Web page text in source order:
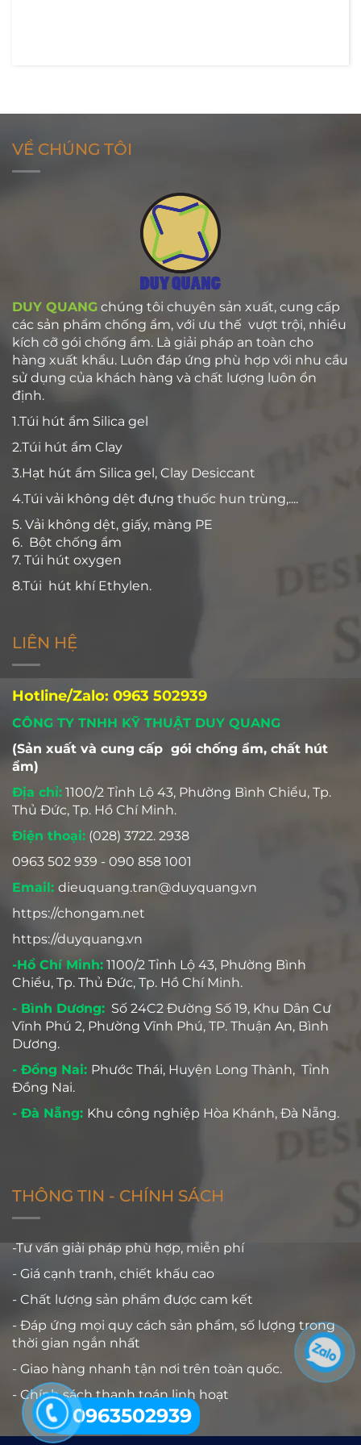
VỀ CHÚNG TÔI
DUY QUANG chúng tôi chuyên sản xuất, cung cấp
các sản phẩm chống ẩm, với ưu thế vượt trội, nhiều
kích cỡ gói chống ẩm. Là giải pháp an toàn cho
hàng xuất khẩu. Luôn đáp ứng phù hợp với nhu cầu
sử dụng của khách hàng và chất lượng luôn ổn
định.
1.Túi hút ẩm Silica gel
2.Túi hút ẩm Clay
3.Hạt hút ẩm Silica gel, Clay Desiccant
4.Túi vải không dệt đựng thuốc hun trùng,....
5. Vải không dệt, giấy, màng PE
6. Bột chống ẩm
7. Túi hút oxygen
8.Túi hút khí Ethylen.
LIÊN HỆ
Hotline/Zalo: 0963 502939
CÔNG TY TNHH KỸ THUẬT DUY QUANG
(Sản xuất và cung cấp gói chống ẩm, chất hút
ẩm)
Địa chỉ: 1100/2 Tỉnh Lộ 43, Phường Bình Chiểu, Tp.
Thủ Đức, Tp. Hồ Chí Minh.
Điện thoại: (028) 3722. 2938
0963 502 939 - 090 858 1001
Email: dieuquang.tran@duyquang.vn
https://chongam.net
https://duyquang.vn
-Hồ Chí Minh: 1100/2 Tỉnh Lộ 43, Phường Bình
Chiểu, Tp. Thủ Đức, Tp. Hồ Chí Minh.
- Bình Dương: Số 24C2 Đường Số 19, Khu Dân Cư
Vĩnh Phú 2, Phường Vĩnh Phú, TP. Thuận An, Bình
Dương.
- Đồng Nai: Phước Thái, Huyện Long Thành, Tỉnh
Đồng Nai.
- Đà Nẵng: Khu công nghiệp Hòa Khánh, Đà Nẵng.
THÔNG TIN - CHÍNH SÁCH
-Tư vấn giải pháp phù hợp, miễn phí
- Giá cạnh tranh, chiết khấu cao
- Chất lượng sản phẩm được cam kết
- Đáp ứng mọi quy cách sản phẩm, số lượng trong
thời gian ngắn nhất
- Giao hàng nhanh tận nơi trên toàn quốc.
- Chính sách thanh toán linh hoạt
0963502939